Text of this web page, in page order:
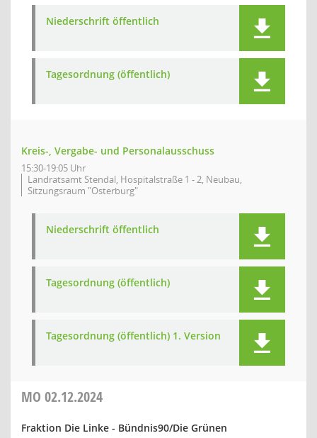
Niederschrift öffentlich
Tagesordnung (öffentlich)
Kreis-, Vergabe- und Personalausschuss
15:30-19:05 Uhr
Landratsamt Stendal, Hospitalstraße 1 - 2, Neubau,
Sitzungsraum "Osterburg"
Niederschrift öffentlich
Tagesordnung (öffentlich)
Tagesordnung (öffentlich) 1. Version
MO 02.12.2024
Fraktion Die Linke - Bündnis90/Die Grünen